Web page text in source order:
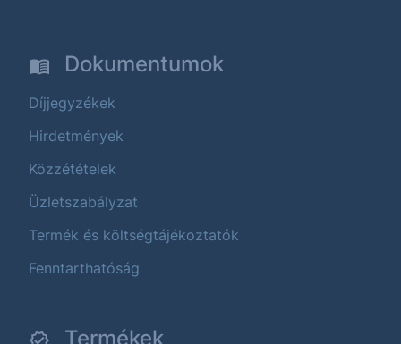
Dokumentumok
Díjjegyzékek
Hirdetmények
Közzétételek
Üzletszabályzat
Termék és költségtájékoztatók
Fenntarthatóság
Termékek